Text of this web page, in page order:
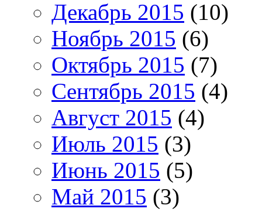
Декабрь 2015 (10)
Ноябрь 2015 (6)
Октябрь 2015 (7)
Сентябрь 2015 (4)
Август 2015 (4)
Июль 2015 (3)
Июнь 2015 (5)
Май 2015 (3)